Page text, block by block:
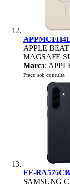
APPLE
MAGSAFE
Marca:
Preço sob consulta
EF-
SAMSUNG